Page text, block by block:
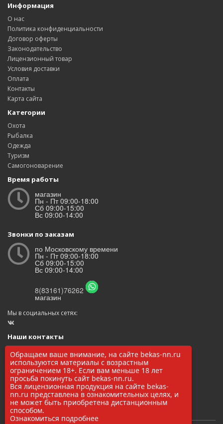
Информация
О нас
Политика конфиденциальности
Договор оферты
Законодательство
Лицензионный товар
Условия доставки
Оплата
Контакты
Карта сайта
Категории
Охота
Рыбалка
Одежда
Туризм
Самогоноварение
Время работы
магазин
Пн - Пт 09:00-18:00
Сб 09:00-15:00
Вс 09:00-14:00
Звонки по заказам
по Московскому времени
Пн - Пт 09:00-18:00
Сб 09:00-15:00
Вс 09:00-14:00
8(83161)76262
магазин
Мы в социальных сетях:
Наши контакты
ООО «БЕКАС»
ОГРН: 1145248000017
ИНН/КПП: 5248037037 / 524801001
8(83161)76262
zakaz@bekas-nn.ru
606524, Нижегородская обл. г. Заволжье ул. Рылеева 4А
Обращаем ваше внимание, на сайте bekas-nn.ru
используются материалы с возрастным
ограничением 18+. Если вам меньше 18 лет
просьба покинуть сайт bekas-nn.ru.
Вся лицензионная продукция на сайте bekas-
nn.ru представлена в ознакомительных целях, и
не может быть приобретена дистанционным
способом.
Ознакомиться подробнее